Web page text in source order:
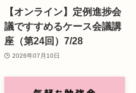
【オンライン】定例進捗会
議ですすめるケース会議講
座（第24回）7/28
2026年07月10日